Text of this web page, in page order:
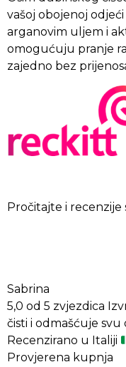
vašoj obojenoj
arganovim uljem i
omogućuju pranje
zajedno bez
Pročitajte i recenzije
Sabrina
5,0 od 5 zvjezdica
čisti i odmašćuje svu
Recenzirano u Italiji
Provjerena kupnja